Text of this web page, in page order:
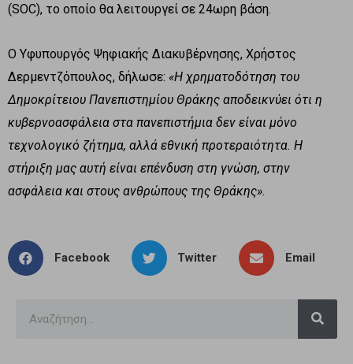
(SOC), το οποίο θα λειτουργεί σε 24ωρη βάση.
Ο Υφυπουργός Ψηφιακής Διακυβέρνησης, Χρήστος
Δερμεντζόπουλος, δήλωσε: «Η χρηματοδότηση του
Δημοκρίτειου Πανεπιστημίου Θράκης αποδεικνύει ότι η
κυβερνοασφάλεια στα πανεπιστήμια δεν είναι μόνο
τεχνολογικό ζήτημα, αλλά εθνική προτεραιότητα. Η
στήριξη μας αυτή είναι επένδυση στη γνώση, στην
ασφάλεια και στους ανθρώπους της Θράκης».
Facebook Twitter Email